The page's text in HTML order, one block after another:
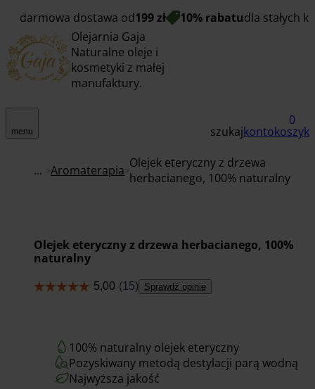
darmowa dostawa od199 zł 10% rabatudla stałych
Olejarnia Gaja
Naturalne oleje i
kosmetyki z małej
manufaktury.
menu szukajkonto
0
koszyk
... Aromaterapia Olejek eteryczny z drzewa
herbacianego, 100% naturalny
Olejek eteryczny z drzewa herbacianego, 100%
naturalny
Sprawdź opinie
100% naturalny olejek eteryczny
Pozyskiwany metodą destylacji parą wodną
Najwyższa jakość